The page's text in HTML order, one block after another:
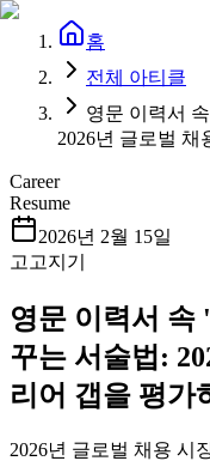
홈
전체 아티클
영문 이력서
2026년 글로벌 채
Career
Resume
2026년 2월 15일
고고지기
영문 이력서
꾸는 서술법:
리어 갭을 평가
2026년 글로벌 채용 시